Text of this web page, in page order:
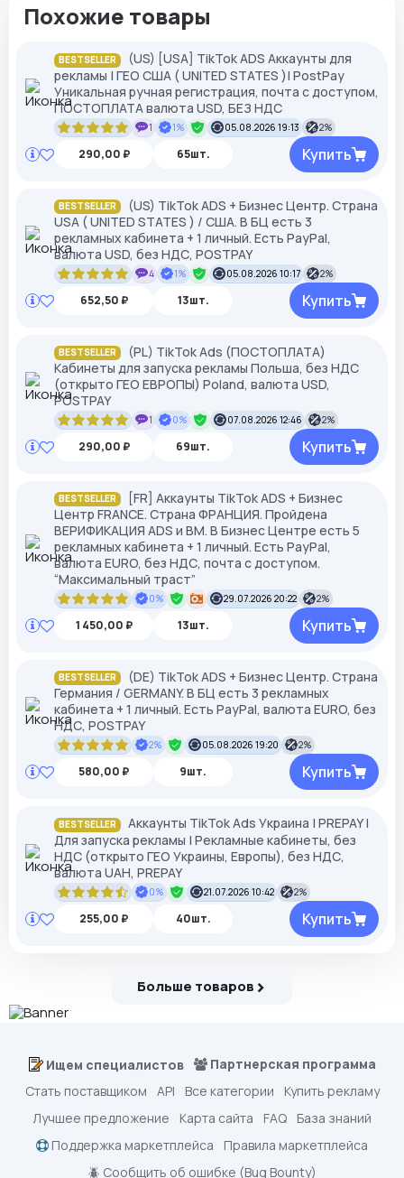
Похожие товары
BESTSELLER
(US) [USA] TikTok ADS Аккаунты для
рекламы | ГЕО США ( UNITED STATES )| PostPay
Уникальная ручная регистрация, почта с доступом,
ПОСТОПЛАТА валюта USD, БЕЗ НДС
1 1% 05.08.2026 19:13 2%
290,00 ₽ 65шт. Купить
BESTSELLER
(US) TikTok ADS + Бизнес Центр. Страна
USA ( UNITED STATES ) / США. В БЦ есть 3
рекламных кабинета + 1 личный. Есть PayPal,
валюта USD, без НДС, POSTPAY
4 1% 05.08.2026 10:17 2%
652,50 ₽ 13шт. Купить
BESTSELLER
(PL) TikTok Ads (ПОСТОПЛАТА)
Кабинеты для запуска рекламы Польша, без НДС
(открыто ГЕО ЕВРОПЫ) Poland, валюта USD,
POSTPAY
1 0% 07.08.2026 12:46 2%
290,00 ₽ 69шт. Купить
BESTSELLER
[FR] Аккаунты TikTok ADS + Бизнес
Центр FRANCE. Страна ФРАНЦИЯ. Пройдена
ВЕРИФИКАЦИЯ ADS и ВМ. В Бизнес Центре есть 5
рекламных кабинета + 1 личный. Есть PayPal,
валюта EURO, без НДС, почта с доступом.
“Максимальный траст”
0% 29.07.2026 20:22 2%
1 450,00 ₽ 13шт. Купить
BESTSELLER
(DE) TikTok ADS + Бизнес Центр. Страна
Германия / GERMANY. В БЦ есть 3 рекламных
кабинета + 1 личный. Есть PayPal, валюта EURO, без
НДС, POSTPAY
2% 05.08.2026 19:20 2%
580,00 ₽ 9шт. Купить
BESTSELLER
Аккаунты TikTok Ads Украина | PREPAY |
Для запуска рекламы | Рекламные кабинеты, без
НДС (открыто ГЕО Украины, Европы), без НДС,
валюта UAH, PREPAY
0% 21.07.2026 10:42 2%
255,00 ₽ 40шт. Купить
Больше товаров
Ищем специалистов
Партнерская программа
Стать поставщиком
API Все категории
Купить рекламу
Лучшее предложение
Карта сайта FAQ
База знаний
Поддержка маркетплейса
Правила маркетплейса
🪲 Сообщить об ошибке (Bug Bounty)